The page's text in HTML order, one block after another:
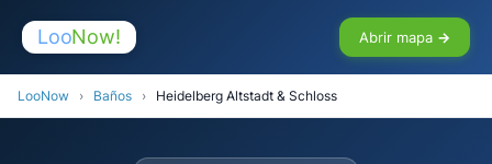
LooNow! Abrir mapa →
LooNow › Baños › Heidelberg Altstadt & Schloss